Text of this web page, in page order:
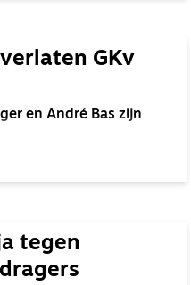
GKv
en André Bas zijn
tegen